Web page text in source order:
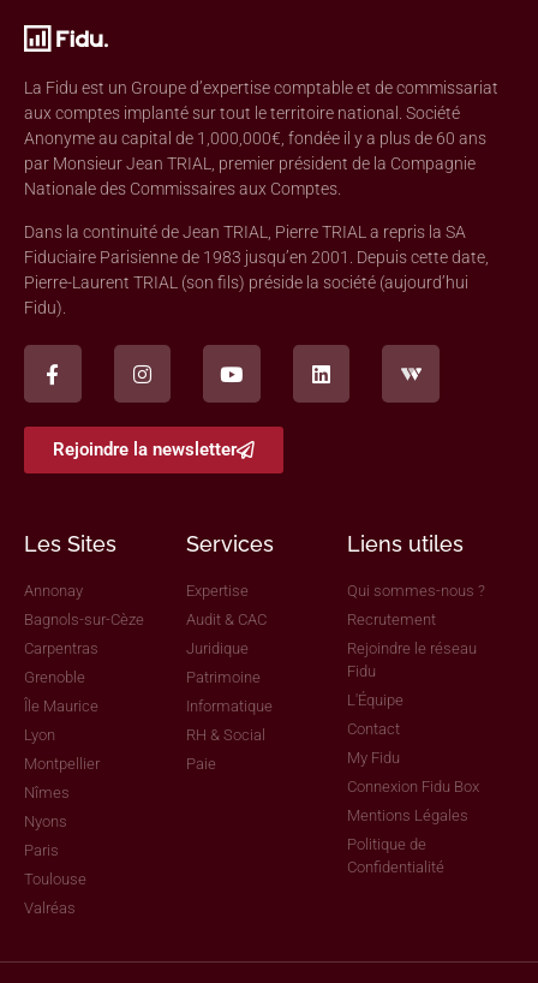
La Fidu est un Groupe d’expertise comptable et de commissariat
aux comptes implanté sur tout le territoire national. Société
Anonyme au capital de 1,000,000€, fondée il y a plus de 60 ans
par Monsieur Jean TRIAL, premier président de la Compagnie
Nationale des Commissaires aux Comptes.
Dans la continuité de Jean TRIAL, Pierre TRIAL a repris la SA
Fiduciaire Parisienne de 1983 jusqu’en 2001. Depuis cette date,
Pierre-Laurent TRIAL (son fils) préside la société (aujourd’hui
Fidu).
Rejoindre la newsletter
Les Sites
Annonay
Bagnols-sur-Cèze
Carpentras
Grenoble
Île Maurice
Lyon
Montpellier
Nîmes
Nyons
Paris
Toulouse
Valréas
Services
Expertise
Audit & CAC
Juridique
Patrimoine
Informatique
RH & Social
Paie
Liens utiles
Qui sommes-nous ?
Recrutement
Rejoindre le réseau
Fidu
L'Équipe
Contact
My Fidu
Connexion Fidu Box
Mentions Légales
Politique de
Confidentialité